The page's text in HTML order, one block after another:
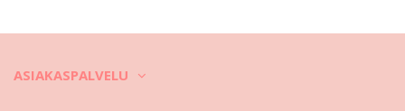
vaan myös mekkoa, hametta, tunikaa, shortseja jne. Miten voit pitää
ASIAKASPALVELU